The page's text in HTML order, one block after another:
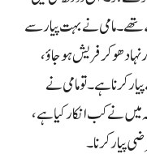
تھے۔ مامی نے بہت پیار سے
دھو کر فریش ہو جاؤ،
کرنا ہے۔ تو مامی نے
نے کب انکار کیا ہے،
پیار کرنا۔